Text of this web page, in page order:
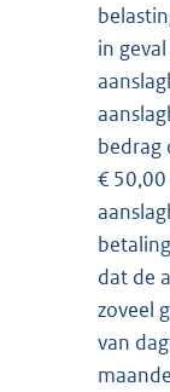
in
bedrag
€
dat de
zoveel
van